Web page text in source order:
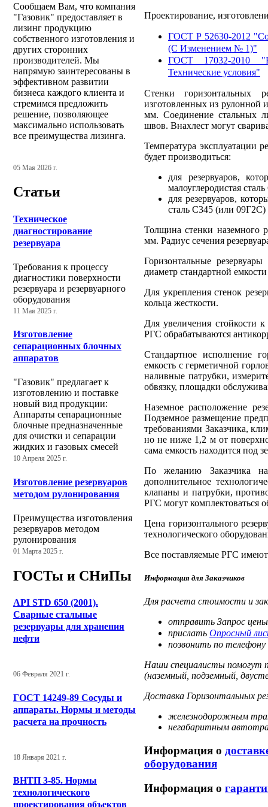
Сообщаем Вам, что компания
"Газовик" предоставляет в
лизинг продукцию
собственного изготовления и
других сторонних
производителей. Мы
напрямую заинтересованы в
эффективном развитии
бизнеса каждого клиента и
стремимся предложить
решение, позволяющее
максимально использовать
все преимущества лизинга.
05 Мая 2026 г.
Статьи
Техническое
диагностирование
резервуара
Требования к процессу
диагностики поверхности
резервуара и резервуарного
оборудования
11 Мая 2025 г.
Изготовление
сепарационных блочных
аппаратов
"Газовик" предлагает к
изготовлению и поставке
новый вид продукции:
Аппараты сепарационные
блочные предназначенные
для очистки и сепарации
жидких и газовых смесей
10 Апреля 2025 г.
Изготовление резервуаров
методом рулонирования
Преимущества изготовления
резервуаров методом
рулонирования
01 Марта 2025 г.
ГОСТы и СНиПы
API STD 650 (2001).
Сварные стальные
резервуары для хранения
нефти
06 Февраля 2021 г.
ГОСТ 14249-89 Сосуды и
аппараты. Нормы и методы
расчета на прочность
18 Января 2021 г.
ВНТП 3-85. Нормы
технологического
проектирования объектов
Проектирование,
ГОСТ Р 52630-2012
(С Изменением № 1)"
ГОСТ 17032-2010
Технические условия"
Стенки горизонтальных
изготовленных из рулонной
мм. Соединение стальных
швов. Внахлест могут
Температура эксплуатации
будет производиться:
для резервуаров,
малоуглеродистая
для резервуаров,
сталь С345 (или 09Г2С)
Толщина стенки наземного
мм. Радиус сечения
Горизонтальные
диаметр стандартной
Для укрепления стенок
кольца жесткости.
Для увеличения стойкости
РГС обрабатываются
Стандартное исполнение
емкость с герметичной
наливные патрубки,
обвязку, площадки
Наземное расположение
Подземное размещение
требованиями Заказчика,
но не ниже 1,2 м от
сама емкость находится под
По желанию Заказчика
дополнительное
клапаны и патрубки,
РГС могут комплектоваться
Цена горизонтального
технологического
Все поставляемые РГС имеют
Информация для Заказчиков
Для расчета стоимости и
отправить Запрос цены
прислать Опросный
позвонить по
Наши специалисты помогут
(наземный, подземный,
Доставка Горизонтальных
железнодорожным
негабаритным
Информация о
оборудования
Информация о